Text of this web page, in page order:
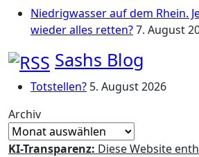
Niedrigwasser auf dem Rhein.
wieder alles retten?7. August
Sashs Blog
Totstellen? 5. August 2026
Archiv
KI-Transparenz: Diese Website